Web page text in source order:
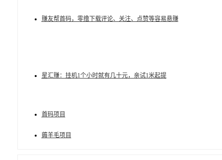
赚友帮首码，零撸下载评论、关注、点赞等容易悬赚
星汇赚：挂机1个小时就有几十元，亲试1米起提
首码项目
薅羊毛项目